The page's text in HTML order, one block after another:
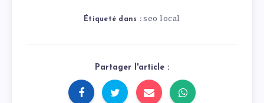
Étiqueté dans : seo local
Partager l'article :